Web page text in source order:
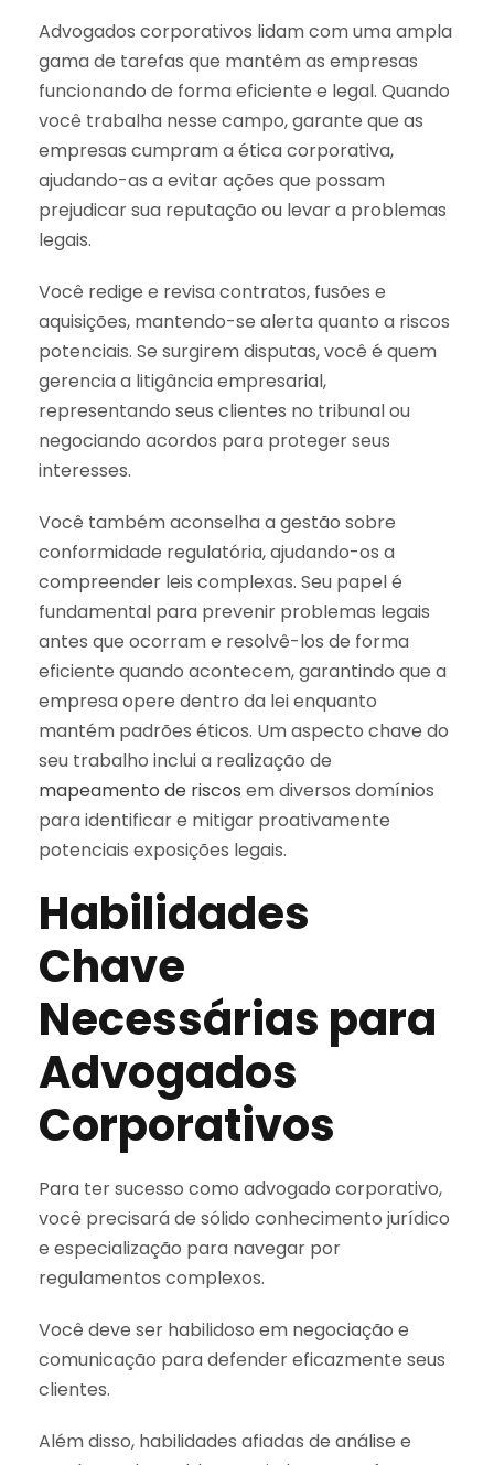
Advogados corporativos lidam com uma ampla
gama de tarefas que mantêm as empresas
funcionando de forma eficiente e legal. Quando
você trabalha nesse campo, garante que as
empresas cumpram a ética corporativa,
ajudando-as a evitar ações que possam
prejudicar sua reputação ou levar a problemas
legais.
Você redige e revisa contratos, fusões e
aquisições, mantendo-se alerta quanto a riscos
potenciais. Se surgirem disputas, você é quem
gerencia a litigância empresarial,
representando seus clientes no tribunal ou
negociando acordos para proteger seus
interesses.
Você também aconselha a gestão sobre
conformidade regulatória, ajudando-os a
compreender leis complexas. Seu papel é
fundamental para prevenir problemas legais
antes que ocorram e resolvê-los de forma
eficiente quando acontecem, garantindo que a
empresa opere dentro da lei enquanto
mantém padrões éticos. Um aspecto chave do
seu trabalho inclui a realização de
mapeamento de riscos em diversos domínios
para identificar e mitigar proativamente
potenciais exposições legais.
Habilidades
Chave
Necessárias para
Advogados
Corporativos
Para ter sucesso como advogado corporativo,
você precisará de sólido conhecimento jurídico
e especialização para navegar por
regulamentos complexos.
Você deve ser habilidoso em negociação e
comunicação para defender eficazmente seus
clientes.
Além disso, habilidades afiadas de análise e